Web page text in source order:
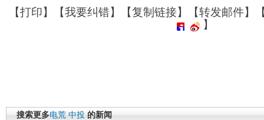
【打印】【我要纠错】【复制链接】【转发邮件】
】
搜索更多电荒 中投 的新闻